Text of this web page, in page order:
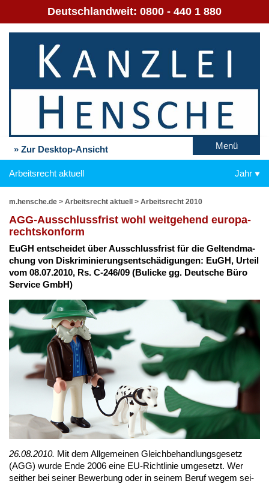
Deutschlandweit: 0800 - 440 1 880
» Zur Desktop-Ansicht Menü
Arbeitsrecht aktuell Jahr
m.hensche.de > Arbeitsrecht aktuell > Arbeitsrecht 2010
AGG-Aus­schluss­frist wohl weit­ge­hend eu­ro­pa­
rechts­kon­form
EuGH ent­schei­det über Aus­schluss­frist für die Gel­tend­ma­
chung von Dis­kri­mi­nie­rungs­ent­schä­di­gun­gen: EuGH, Ur­teil
vom 08.07.2010, Rs. C-246/09 (Buli­cke gg. Deut­sche Bü­ro
Ser­vice GmbH)
26.08.2010. Mit dem All­ge­mei­nen Gleich­be­hand­lungs­ge­setz
(AGG) wur­de En­de 2006 ei­ne EU-Richt­li­nie um­ge­setzt. Wer
seit­her bei sei­ner Be­wer­bung oder in sei­nem Be­ruf we­gem sei­